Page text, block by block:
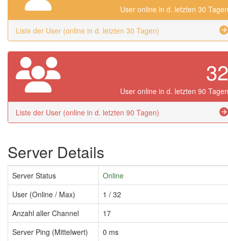
User online in d. letzten 30 Tagen
Liste der User (online in d. letzten 30 Tagen)
32
User online in d. letzten 90 Tagen
Liste der User (online in d. letzten 90 Tagen)
Server Details
Server Status
Online
User (Online / Max)
1 / 32
Anzahl aller Channel
17
Server Ping (Mittelwert)
0 ms